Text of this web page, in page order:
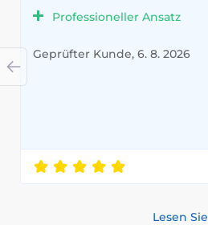
Professioneller Ansatz
Geprüfter Kunde, 6. 8. 2026
Lesen Sie